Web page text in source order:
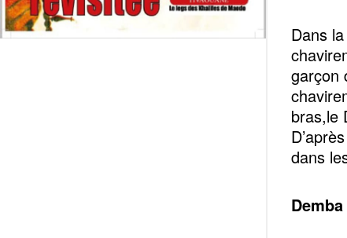
Dans
garçon
bras,le
dans